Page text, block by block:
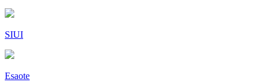
SIUI
Esaote